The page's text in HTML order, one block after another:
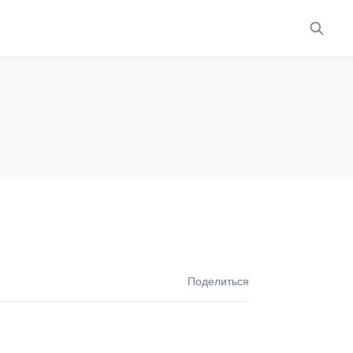
Поделиться